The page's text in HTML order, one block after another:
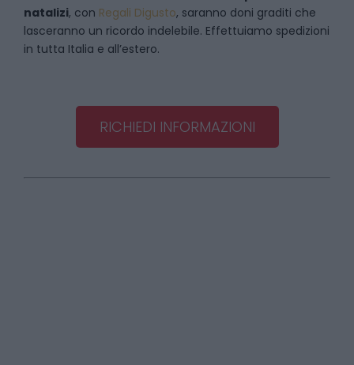
natalizi, con Regali Digusto, saranno doni graditi che
lasceranno un ricordo indelebile. Effettuiamo spedizioni
in tutta Italia e all’estero.
RICHIEDI INFORMAZIONI